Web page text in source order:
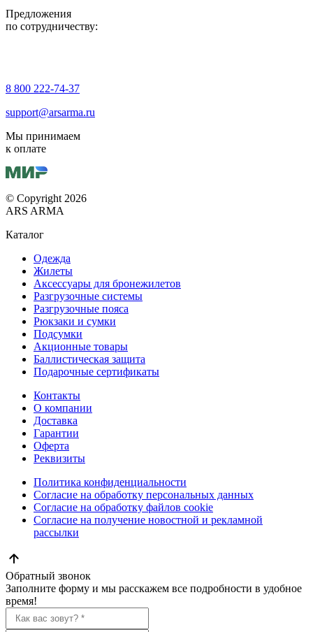
Предложения
по сотрудничеству:
8 800 222-74-37
support@arsarma.ru
Мы принимаем
к оплате
© Copyright 2026
ARS ARMA
Каталог
Одежда
Жилеты
Аксессуары для бронежилетов
Разгрузочные системы
Разгрузочные пояса
Рюкзаки и сумки
Подсумки
Акционные товары
Баллистическая защита
Подарочные сертификаты
Контакты
О компании
Доставка
Гарантии
Оферта
Реквизиты
Политика конфиденциальности
Согласие на обработку персональных данных
Согласие на обработку файлов cookie
Согласие на получение новостной и рекламной
рассылки
Обратный звонок
Заполните форму и мы расскажем все подробности в удобное
время!